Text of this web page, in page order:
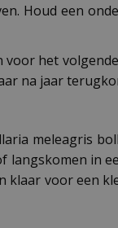
Houd een
het
na jaar
meleagris
langskomen in
klaar voor een